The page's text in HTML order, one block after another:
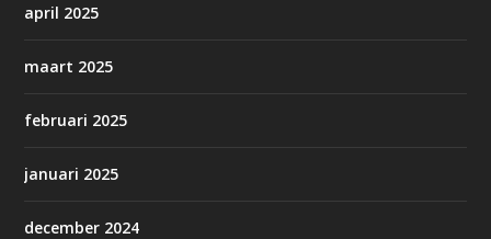
april 2025
maart 2025
februari 2025
januari 2025
december 2024